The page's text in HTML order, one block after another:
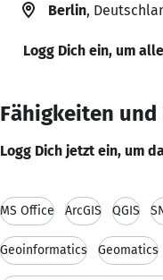
Berlin,
Logg Dich ein, um
Fähigkeiten
Logg Dich jetzt ein, um
MS Office ArcGIS QGIS
Geoinformatics Geomatics